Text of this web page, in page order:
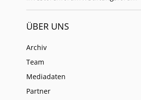
ÜBER UNS
Archiv
Team
Mediadaten
Partner